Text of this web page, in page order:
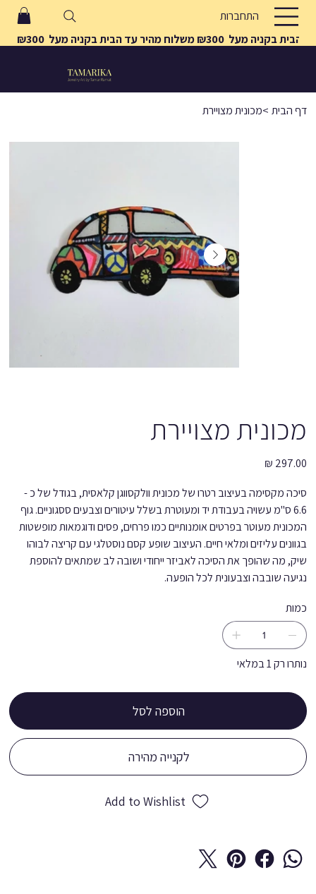
התחברות
דף הבית >מכונית מצויירת
מכונית מצויירת
סיכה מקסימה בעיצוב רטרו של מכונית וולקסווגן קלאסית, בגודל של כ -
6.6 ס''מ עשויה בעבודת יד ומעוטרת בשלל עיטורים וצבעים ססגוניים. גוף
המכונית מעוטר בפרטים אומנותיים כמו פרחים, פסים ודוגמאות מופשטות
בגוונים עליזים ומלאי חיים. העיצוב שופע קסם נוסטלגי עם קריצה לבוהו
שיק, מה שהופך את הסיכה לאביזר ייחודי ושובה לב שמתאים להוספת
נגיעה שובבה וצבעונית לכל הופעה.
כמות
נותרו רק 1 במלאי
הוספה לסל
לקנייה מהירה
Add to Wishlist